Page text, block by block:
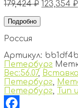
179,424₽ 123,354 ₽
Подробно
Россия
Артикул:
Петербург
Вес:56.07,
Петербург,
Петербург, Тип